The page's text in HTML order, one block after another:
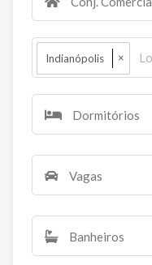
Indianópolis ×
Dormitórios
Vagas
Banheiros